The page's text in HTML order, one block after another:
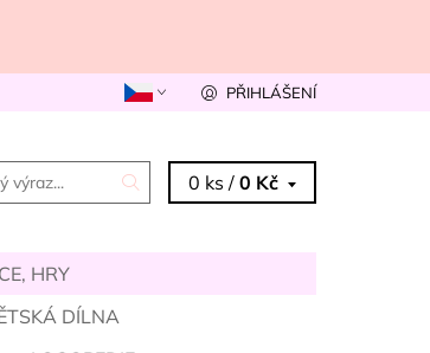
PŘIHLÁŠENÍ
0 ks /0 Kč
HRY
DÍLNA